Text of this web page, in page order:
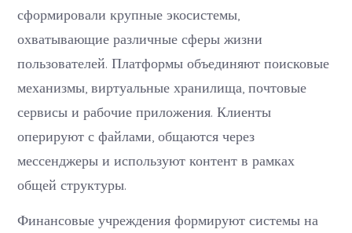
сформировали крупные экосистемы,
охватывающие различные сферы жизни
пользователей. Платформы объединяют поисковые
механизмы, виртуальные хранилища, почтовые
сервисы и рабочие приложения. Клиенты
оперируют с файлами, общаются через
мессенджеры и используют контент в рамках
общей структуры.
Финансовые учреждения формируют системы на